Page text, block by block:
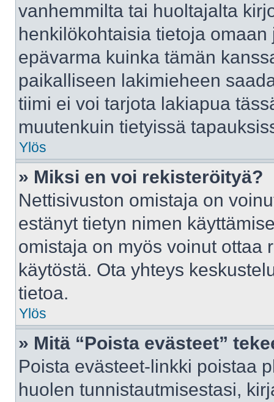
vanhemmilta tai huoltajalta
henkilökohtaisia tietoja
epävarma kuinka tämän
paikalliseen lakimieheen
tiimi ei voi tarjota lakiapua
muutenkuin tietyissä
Ylös
» Miksi en voi rekisteröityä?
Nettisivuston omistaja on
estänyt tietyn nimen
omistaja on myös voinut ottaa
käytöstä. Ota yhteys
tietoa.
Ylös
» Mitä “Poista evästeet”
Poista evästeet-linkki poistaa
huolen tunnistautmisestasi,